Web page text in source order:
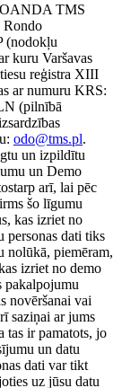
TMS
Rondo
(nodokļu
kuru Varšavas
tiesu reģistra XIII
ar numuru KRS:
(pilnībā
odo@tms.pl.
un izpildītu
un Demo
arī, lai pēc
šo līgumu
kas izriet no
personas dati tiks
nolūkā, piemēram,
izriet no demo
pakalpojumu
novēršanai vai
saziņai ar jums
tas ir pamatots, jo
un datu
dati var tikt
uz jūsu datu